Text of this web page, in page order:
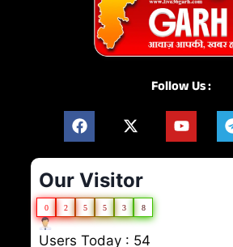
Follow Us :
Our Visitor
0 2 5 5 3 8
Users Today : 54